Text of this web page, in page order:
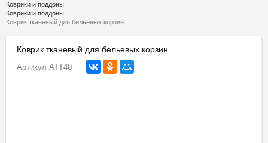
Коврики и поддоны
Коврики и поддоны
Коврик тканевый для бельевых корзин
Коврик тканевый для бельевых корзин
Артикул ATT40